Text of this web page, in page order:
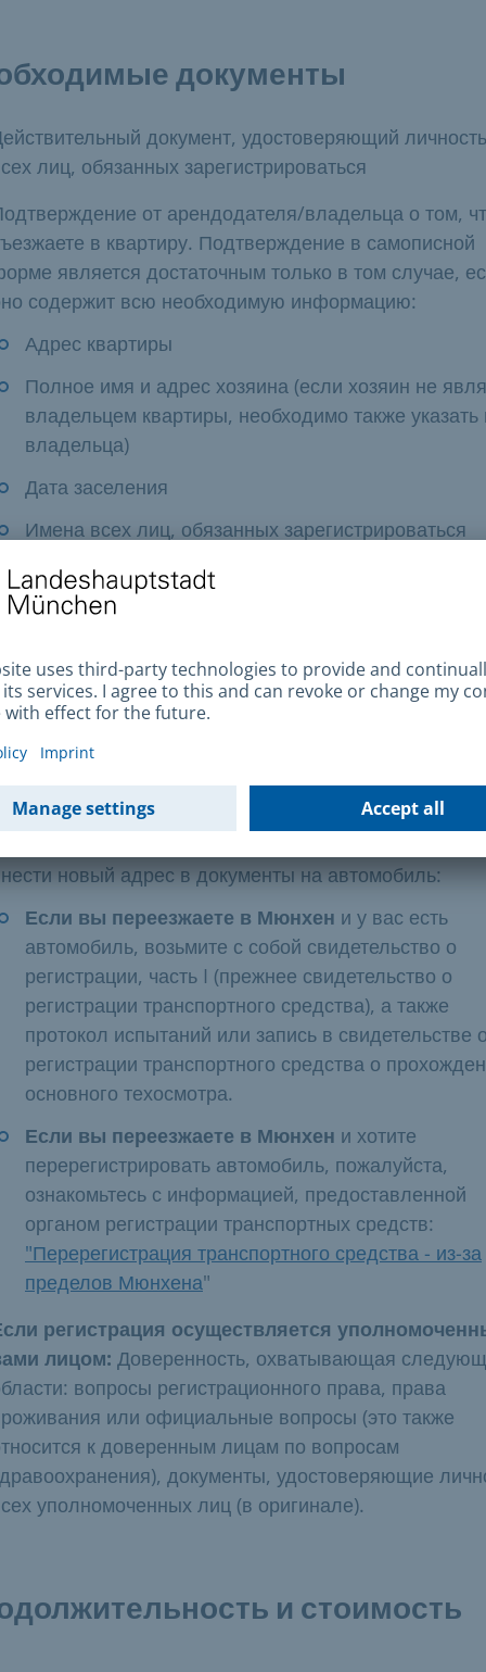
документы
документ, удостоверяющий личность
лиц, обязанных зарегистрироваться
от арендодателя/владельца о том,
в квартиру. Подтверждение в самописной
является достаточным только в том случае,
содержит всю необходимую информацию:
Адрес квартиры
Полное имя и адрес хозяина (если хозяин не
владельцем квартиры, необходимо также указать
владельца)
Дата заселения
Имена всех лиц, обязанных зарегистрироваться
у вас нет или еще нет подтверждения
квартиры, вы можете подать заявление об
Мюнхен является вашим основным местом
возьмите с собой удостоверение
вы переезжаете в Мюнхен, паспорт (при наличии),
обновить адрес/место жительства.
адреса в документах на автомобиль
новый адрес в документы на автомобиль:
Если вы переезжаете в Мюнхен и у вас есть
автомобиль, возьмите с собой свидетельство о
регистрации, часть I (прежнее свидетельство о
регистрации транспортного средства), а также
протокол испытаний или запись в свидетельстве о
регистрации транспортного средства о
основного техосмотра.
Если вы переезжаете в Мюнхен и хотите
перерегистрировать автомобиль, пожалуйста,
ознакомьтесь с информацией, предоставленной
органом регистрации транспортных средств:
"Перерегистрация транспортного средства - из-за
пределов Мюнхена"
регистрация осуществляется
лицом: Доверенность, охватывающая
вопросы регистрационного права, права
или официальные вопросы (это также
к доверенным лицам по вопросам
документы, удостоверяющие
уполномоченных лиц (в оригинале).
и стоимость